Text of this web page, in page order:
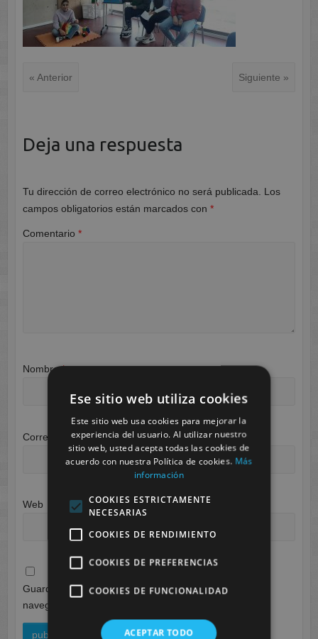
« Anterior Siguiente »
Deja una respuesta
Tu dirección de correo electrónico no será publicada.
Los
campos obligatorios están marcados con *
Comentario *
Nombre*
Correo electrónico*
Web
Guarda mi nombre, correo electrónico y web en este
navegador para la próxima vez que comente.
Ese sitio web utiliza cookies
Este sitio web usa cookies para mejorar la
experiencia del usuario. Al utilizar nuestro
sitio web, usted acepta todas las cookies de
acuerdo con nuestra Política de cookies. Más
información
COOKIES ESTRICTAMENTE
NECESARIAS
COOKIES DE RENDIMIENTO
COOKIES DE PREFERENCIAS
COOKIES DE FUNCIONALIDAD
ACEPTAR TODO